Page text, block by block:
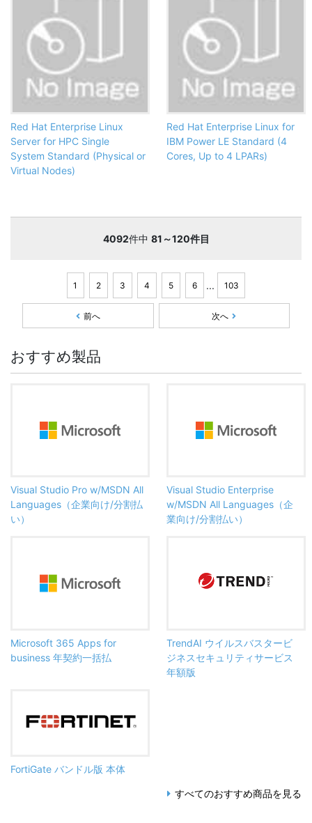
Red Hat Enterprise Linux
Server for HPC Single
System Standard (Physical or
Virtual Nodes)
Red Hat Enterprise Linux for
IBM Power LE Standard (4
Cores, Up to 4 LPARs)
4092件中 81～120件目
前へ
1 2 3 4 5 6 ... 103
次へ
おすすめ製品
Visual Studio Pro w/MSDN All
Languages（企業向け/分割払
い）
Visual Studio Enterprise
w/MSDN All Languages（企
業向け/分割払い）
Microsoft 365 Apps for
business 年契約一括払
TrendAI ウイルスバスタービ
ジネスセキュリティサービス
年額版
FortiGate バンドル版 本体
すべてのおすすめ商品を見る